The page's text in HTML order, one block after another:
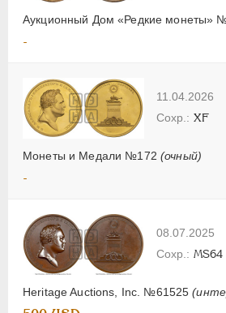
Аукционный Дом «Редкие монеты»
-
11.04.2026
Монеты и Медали №172 (очный)
XF
-
08.07.2025
Heritage Auctions, Inc. №61525
MS64